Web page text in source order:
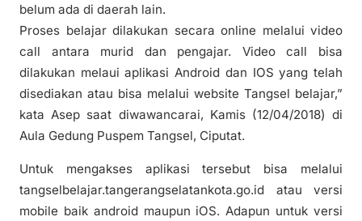
belum ada di daerah lain.
Proses belajar dilakukan secara online melalui video
call antara murid dan pengajar. Video call bisa
dilakukan melaui aplikasi Android dan IOS yang telah
disediakan atau bisa melalui website Tangsel belajar,”
kata Asep saat diwawancarai, Kamis (12/04/2018) di
Aula Gedung Puspem Tangsel, Ciputat.
Untuk mengakses aplikasi tersebut bisa melalui
tangselbelajar.tangerangselatankota.go.id atau versi
mobile baik android maupun iOS. Adapun untuk versi